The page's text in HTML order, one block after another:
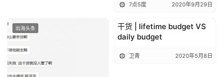
7点5度 2020年9月29日
出海头条 出海头条
干货 | lifetime budget VS
daily budget
卫青 2020年5月8日